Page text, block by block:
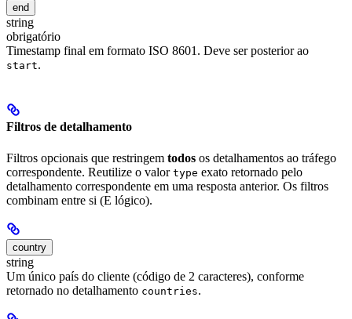
end
string
obrigatório
Timestamp final em formato ISO 8601. Deve ser posterior ao
start.
Filtros de detalhamento
Filtros opcionais que restringem todos os detalhamentos ao tráfego
correspondente. Reutilize o valor type exato retornado pelo
detalhamento correspondente em uma resposta anterior. Os filtros
combinam entre si (E lógico).
country
string
Um único país do cliente (código de 2 caracteres), conforme
retornado no detalhamento countries.